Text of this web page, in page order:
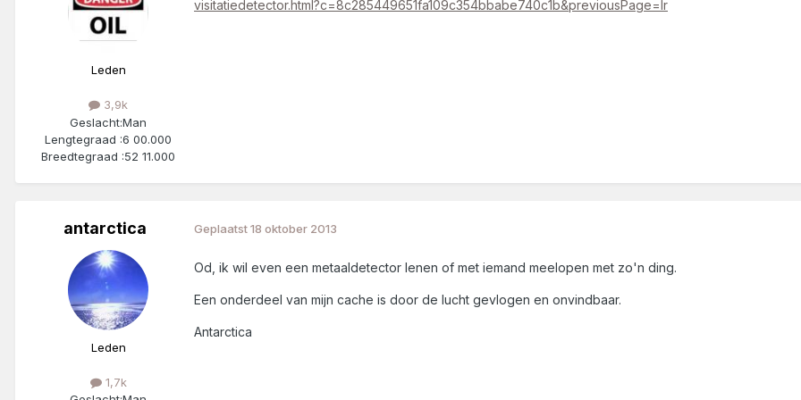
Leden
3,9k
Geslacht:Man
Lengtegraad :6 00.000
Breedtegraad :52 11.000
visitatiedetector.html?c=8c285449651fa109c354bbabe740c1b&previousPage=lr
antarctica
Leden
1,7k
Geplaatst18 oktober 2013
Od, ik wil even een metaaldetector lenen of met iemand meelopen met zo'n ding.
Een onderdeel van mijn cache is door de lucht gevlogen en onvindbaar.
Antarctica